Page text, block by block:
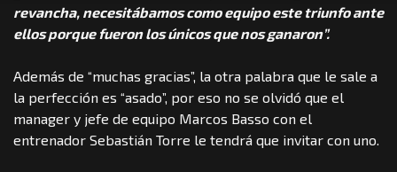
revancha, necesitábamos como equipo este triunfo ante
ellos porque fueron los únicos que nos ganaron”.
Además de “muchas gracias”, la otra palabra que le sale a
la perfección es “asado”, por eso no se olvidó que el
manager y jefe de equipo Marcos Basso con el
entrenador Sebastián Torre le tendrá que invitar con uno.